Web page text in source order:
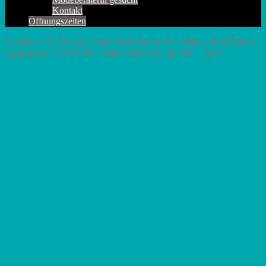
Kontakt
Öffnungszeiten
Startseite /Red Button Jeans /Red Button Jeans lang /Red Button
Jeans Tessy / Red Button Jeans Tessy crp jog color – pink